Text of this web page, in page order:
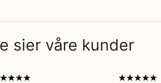
sier våre kunder